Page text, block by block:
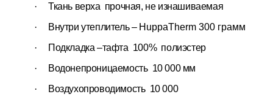
·
Ткань верха прочная, не изнашиваемая
·
Внутри утеплитель – HuppaTherm 300 грамм
·
Подкладка –тафта 100% полиэстер
·
Водонепроницаемость 10 000 мм
·
Воздухопроводимость 10 000